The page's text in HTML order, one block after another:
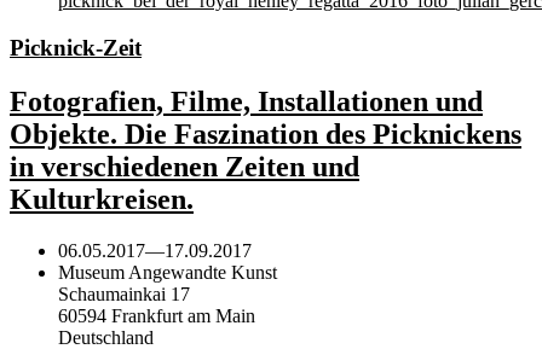
Picknick-Zeit
Fotografien, Filme, Installationen und
Objekte. Die Faszination des Picknickens
in verschiedenen Zeiten und
Kulturkreisen.
06.05.2017—17.09.2017
Museum Angewandte Kunst
Schaumainkai 17
60594 Frankfurt am Main
Deutschland